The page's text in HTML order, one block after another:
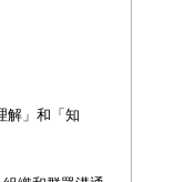
解」和「知